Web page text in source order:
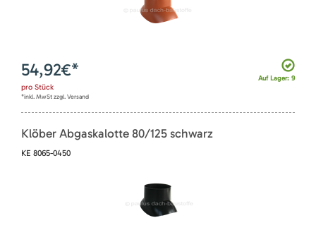
Auf Lager: 9
54,92€*
pro Stück
*inkl. MwSt zzgl. Versand
Klöber Abgaskalotte 80/125 schwarz
KE 8065-0450